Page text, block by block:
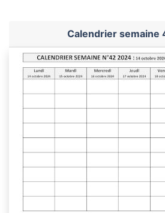
Calendrier semaine